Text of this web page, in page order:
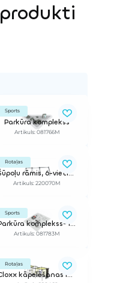
Sports
Parkūra komplekss
Artikuls: 081766M
Rotaļas
Šūpoļu rāmis, 6-vietīgs, bez sēdeklīšiem
Artikuls: 220070M
Sports
Parkūra komplekss- Izkārtojums S4
Artikuls: 081783M
Rotaļas
Cloxx kāpelēšanas iekārta Urāns